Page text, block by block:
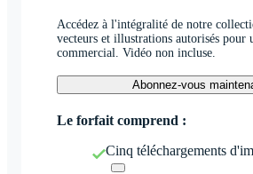
Accédez à l'intégralité de notre
vecteurs et illustrations autorisés pour
commercial. Vidéo non incluse.
Abonnez-vous
Le forfait comprend :
Cinq téléchargements